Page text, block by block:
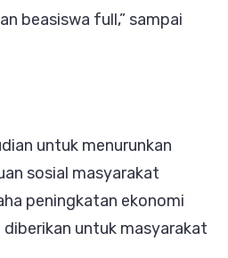
beasiswa full,” sampai
untuk menurunkan
sosial masyarakat
peningkatan ekonomi
diberikan untuk masyarakat